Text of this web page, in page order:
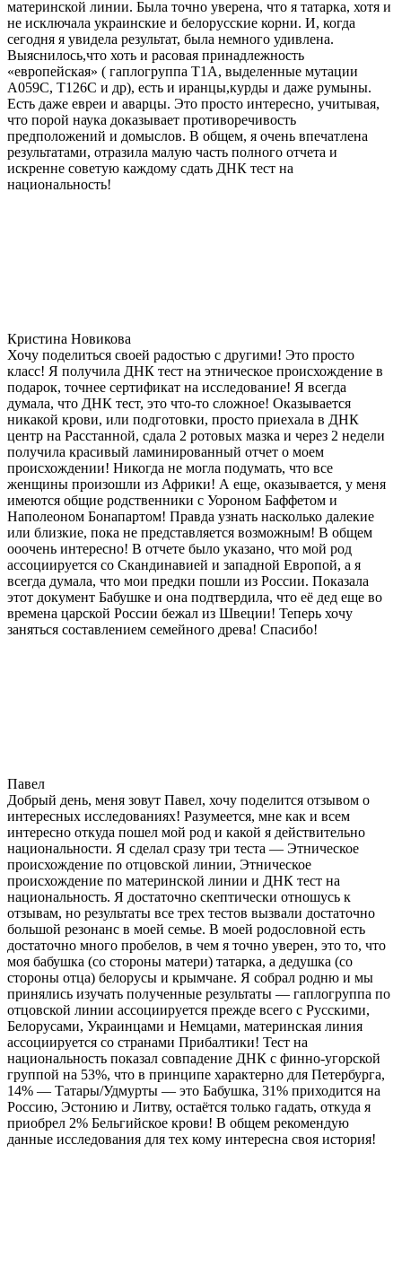
материнской линии. Была точно уверена, что я татарка, хотя и
не исключала украинские и белорусские корни. И, когда
сегодня я увидела результат, была немного удивлена.
Выяснилось,что хоть и расовая принадлежность
«европейская» ( гаплогруппа T1A, выделенные мутации
A059C, T126C и др), есть и иранцы,курды и даже румыны.
Есть даже евреи и аварцы. Это просто интересно, учитывая,
что порой наука доказывает противоречивость
предположений и домыслов. В общем, я очень впечатлена
результатами, отразила малую часть полного отчета и
искренне советую каждому сдать ДНК тест на
национальность!
Кристина Новикова
Хочу поделиться своей радостью с другими! Это просто
класс! Я получила ДНК тест на этническое происхождение в
подарок, точнее сертификат на исследование! Я всегда
думала, что ДНК тест, это что-то сложное! Оказывается
никакой крови, или подготовки, просто приехала в ДНК
центр на Расстанной, сдала 2 ротовых мазка и через 2 недели
получила красивый ламинированный отчет о моем
происхождении! Никогда не могла подумать, что все
женщины произошли из Африки! А еще, оказывается, у меня
имеются общие родственники с Уороном Баффетом и
Наполеоном Бонапартом! Правда узнать насколько далекие
или близкие, пока не представляется возможным! В общем
ооочень интересно! В отчете было указано, что мой род
ассоциируется со Скандинавией и западной Европой, а я
всегда думала, что мои предки пошли из России. Показала
этот документ Бабушке и она подтвердила, что её дед еще во
времена царской России бежал из Швеции! Теперь хочу
заняться составлением семейного древа! Спасибо!
Павел
Добрый день, меня зовут Павел, хочу поделится отзывом о
интересных исследованиях! Разумеется, мне как и всем
интересно откуда пошел мой род и какой я действительно
национальности. Я сделал сразу три теста — Этническое
происхождение по отцовской линии, Этническое
происхождение по материнской линии и ДНК тест на
национальность. Я достаточно скептически отношусь к
отзывам, но результаты все трех тестов вызвали достаточно
большой резонанс в моей семье. В моей родословной есть
достаточно много пробелов, в чем я точно уверен, это то, что
моя бабушка (со стороны матери) татарка, а дедушка (со
стороны отца) белорусы и крымчане. Я собрал родню и мы
принялись изучать полученные результаты — гаплогруппа по
отцовской линии ассоциируется прежде всего с Русскими,
Белорусами, Украинцами и Немцами, материнская линия
ассоциируется со странами Прибалтики! Тест на
национальность показал совпадение ДНК с финно-угорской
группой на 53%, что в принципе характерно для Петербурга,
14% — Татары/Удмурты — это Бабушка, 31% приходится на
Россию, Эстонию и Литву, остаётся только гадать, откуда я
приобрел 2% Бельгийское крови! В общем рекомендую
данные исследования для тех кому интересна своя история!